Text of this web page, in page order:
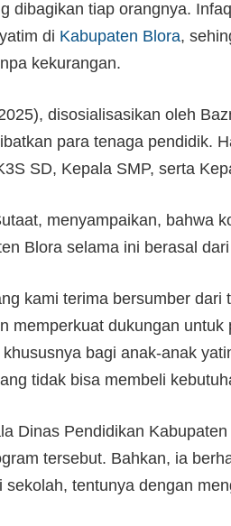
dibagikan tiap orangnya.
di Kabupaten Blora,
kekurangan.
disosialisasikan oleh
para tenaga pendidik.
SD, Kepala SMP, serta
menyampaikan, bahwa
Blora selama ini berasal
kami terima bersumber
memperkuat dukungan
bagi anak-anak
tidak bisa membeli
Dinas Pendidikan
tersebut. Bahkan, ia
sekolah, tentunya dengan